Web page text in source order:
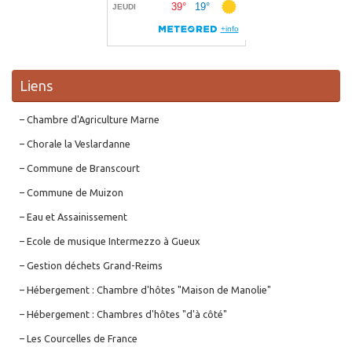
Liens
– Chambre d'Agriculture Marne
– Chorale la Veslardanne
– Commune de Branscourt
– Commune de Muizon
– Eau et Assainissement
– Ecole de musique Intermezzo à Gueux
– Gestion déchets Grand-Reims
– Hébergement : Chambre d'hôtes "Maison de Manolie"
– Hébergement : Chambres d'hôtes "d'à côté"
– Les Courcelles de France